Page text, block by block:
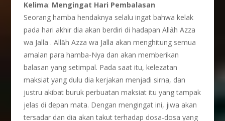
Kelima: Mengingat Hari Pembalasan
Seorang hamba hendaknya selalu ingat bahwa kelak
pada hari akhir dia akan berdiri di hadapan Allȃh Azza
wa Jalla . Allȃh Azza wa Jalla akan menghitung semua
amalan para hamba-Nya dan akan memberikan
balasan yang setimpal. Pada saat itu, kelezatan
maksiat yang dulu dia kerjakan menjadi sirna, dan
justru akibat buruk perbuatan maksiat itu yang tampak
jelas di depan mata. Dengan mengingat ini, jiwa akan
tersadar dan dia akan takut terhadap dosa-dosa yang